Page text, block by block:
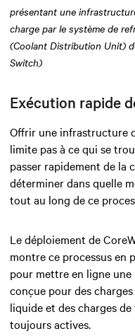
présentant une
charge par le système de
(Coolant Distribution Unit)
Switch)
Exécution rapide
Offrir une infrastructure
limite pas à ce qui se
passer rapidement de la
déterminer dans quelle
tout au long de ce
Le déploiement de
montre ce processus en
pour mettre en ligne une
conçue pour des
liquide et des charges
toujours actives.